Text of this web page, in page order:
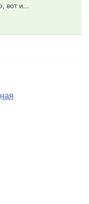
вот и...